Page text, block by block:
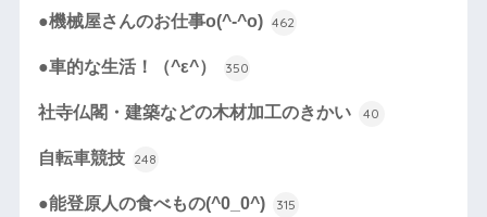
●機械屋さんのお仕事o(^-^o) 462
●車的な生活！（^ε^） 350
社寺仏閣・建築などの木材加工のきかい 40
自転車競技 248
●能登原人の食べもの(^0_0^) 315